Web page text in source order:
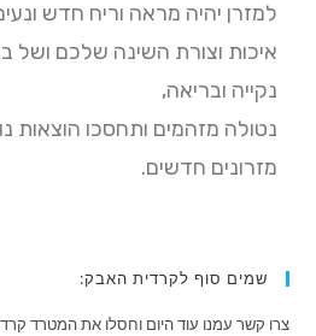
למזרן יהיה מראה וריח חדש
איכות וצורת השינה שלכם ושל
נקייה ובריאה,
נטולה מזהמים ותחסכו הוצאות
מזרונים חדשים.
שמים סוף לקרדית האבק:
צרו קשר עמנו עוד היום וחסלו את המטרד